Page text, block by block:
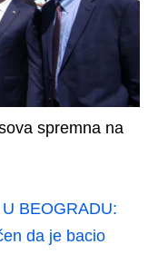
spremna na
BEOGRADU:
da je bacio